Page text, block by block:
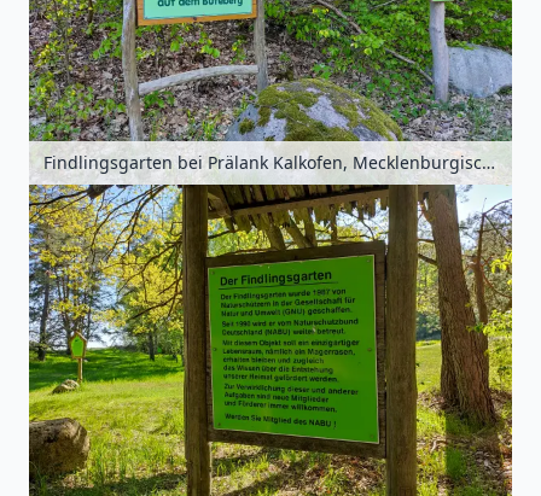
Findlingsgarten bei Prälank Kalkofen, Mecklenburgische Seenplatte, Mecklenburg-Vorpommern, Deutschland